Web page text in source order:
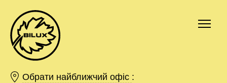
Обрати найближчий офіс :
Киев
Харьков